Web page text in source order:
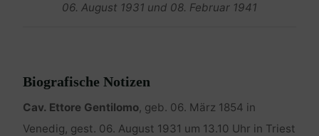
06. August 1931 und 08. Februar 1941
Biografische Notizen
Cav. Ettore Gentilomo, geb. 06. März 1854 in
Venedig, gest. 06. August 1931 um 13.10 Uhr in Triest